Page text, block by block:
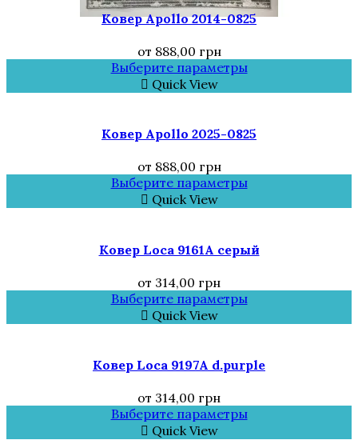
Ковер Apollo 2014-0825
от 888,00 грн
Выберите параметры
Quick View
Ковер Аpollo 2025-0825
от 888,00 грн
Выберите параметры
Quick View
Ковер Loca 9161A серый
от 314,00 грн
Выберите параметры
Quick View
Ковер Loca 9197A d.purple
от 314,00 грн
Выберите параметры
Quick View